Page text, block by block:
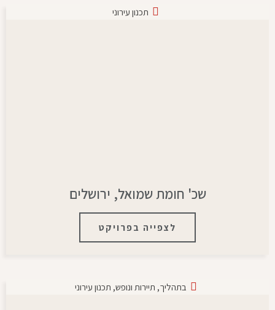
תכנון עירוני
שכ' חומת שמואל, ירושלים
לצפייה בפרויקט
בתהליך, תיירות ונופש, תכנון עירוני